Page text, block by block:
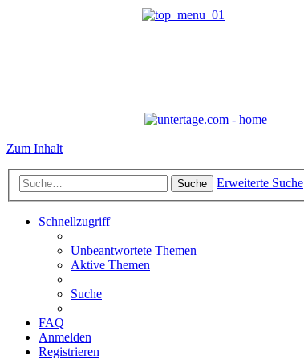
Zum Inhalt
Suche Erweiterte Suche
Schnellzugriff
Unbeantwortete Themen
Aktive Themen
Suche
FAQ
Anmelden
Registrieren